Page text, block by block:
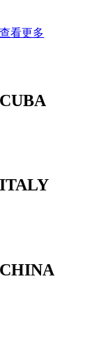
查看更多
CUBA
ITALY
CHINA